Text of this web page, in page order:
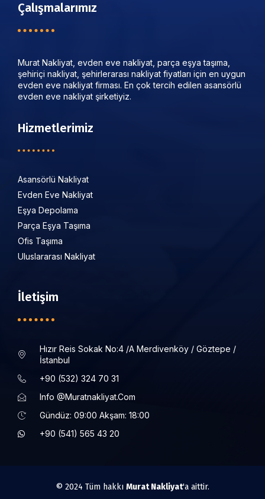
Çalışmalarımız
Murat Nakliyat, evden eve nakliyat, parça eşya taşıma,
şehiriçi nakliyat, şehirlerarası nakliyat fiyatları için en uygun
evden eve nakliyat firması. En çok tercih edilen asansörlü
evden eve nakliyat şirketiyiz.
Hizmetlerimiz
Asansörlü Nakliyat
Evden Eve Nakliyat
Eşya Depolama
Parça Eşya Taşıma
Ofis Taşıma
Uluslararası Nakliyat
İletişim
Hızır Reis Sokak No:4 /a Merdivenköy / Göztepe /
İstanbul
+90 (532) 324 70 31
Info @muratnakliyat.com
Gündüz: 09:00 Akşam: 18:00
+90 (541) 565 43 20
© 2024 Tüm hakkı Murat Nakliyat'a aittir.